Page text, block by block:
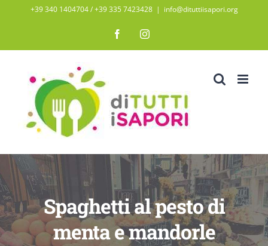
contenuto
+39 340 1404704 / ‭+39 335 7423428‬ | info@dituttiisapori.org
FacebookInstagram
Spaghetti al pesto di
menta e mandorle